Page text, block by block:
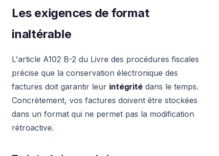
Les exigences de format
inaltérable
L'article A102 B-2 du Livre des procédures fiscales
précise que la conservation électronique des
factures doit garantir leur intégrité dans le temps.
Concrètement, vos factures doivent être stockées
dans un format qui ne permet pas la modification
rétroactive.